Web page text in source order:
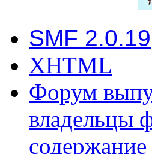
SMF 2.0.19
XHTML
Форум
владельцы
содержание